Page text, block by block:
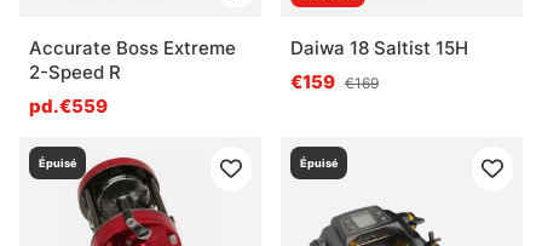
Accurate Boss Extreme
2-Speed R
pd.€559
Daiwa 18 Saltist 15H
€159 €169
Épuisé Épuisé